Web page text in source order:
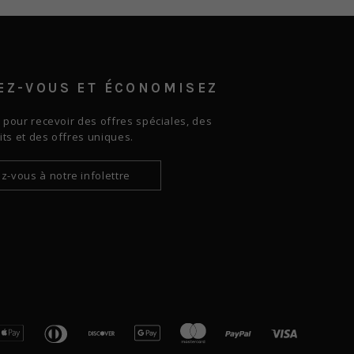
VOUS ET ÉCONOMISEZ
pour recevoir des offres spéciales, des
et des offres uniques.
Apple
Diners
DiscoverGoogle
Pay
Master Paypal